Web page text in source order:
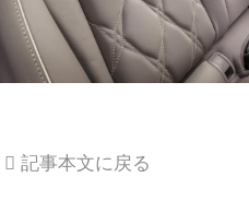
記事本文に戻る